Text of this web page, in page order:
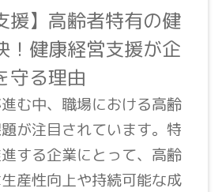
援】高齢者特有の健
！健康経営支援が企
守る理由
む中、職場における高齢
が注目されています。特
する企業にとって、高齢
産性向上や持続可能な成